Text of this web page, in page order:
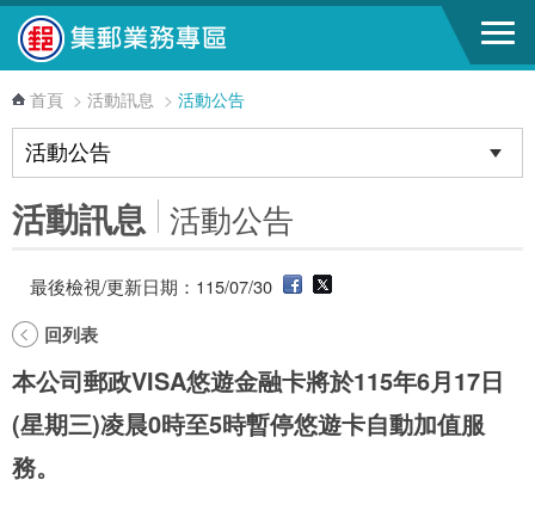
跳到主要內容區塊
首頁 > 活動訊息 > 活動公告
活動訊息 活動公告
最後檢視/更新日期：115/07/30
回列表
本公司郵政VISA悠遊金融卡將於115年6月17日
(星期三)凌晨0時至5時暫停悠遊卡自動加值服
務。